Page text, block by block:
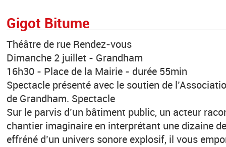
Gigot Bitume
Théâtre de rue Rendez-vous
Dimanche 2 juillet - Grandham
16h30 - Place de la Mairie - durée 55min
Spectacle présenté avec le soutien de
de Grandham. Spectacle
Sur le parvis d’un bâtiment public, un acteur
chantier imaginaire en interprétant une dizaine
effréné d’un univers sonore explosif, il vous